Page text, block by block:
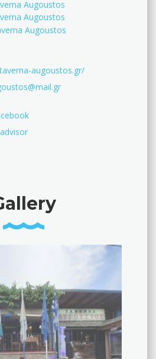
augoustos.gr/